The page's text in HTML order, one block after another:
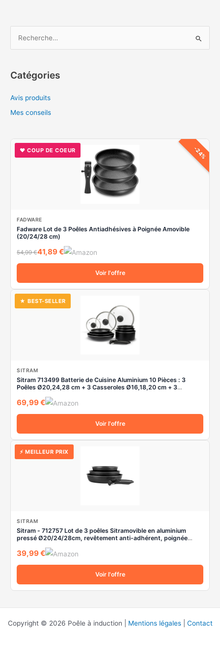
cuisson
parfaite
?
h
r
c
Catégories
Avis produits
Mes conseils
-24%
♥ COUP DE COEUR
FADWARE
Fadware Lot de 3 Poêles Antiadhésives à Poignée Amovible
(20/24/28 cm)
54,99 €41,89 €
Voir l'offre
★ BEST-SELLER
SITRAM
Sitram 713499 Batterie de Cuisine Aluminium 10 Pièces : 3
Poêles Ø20,24,28 cm + 3 Casseroles Ø16,18,20 cm + 3
dont induction
69,99 €
Voir l'offre
⚡ MEILLEUR PRIX
SITRAM
Sitram - 712757 Lot de 3 poêles Sitramovible en aluminium
pressé Ø20/24/28cm, revêtement anti-adhérent, poignée
39,99 €
Voir l'offre
Copyright © 2026 Poêle à induction | Mentions légales| Contact